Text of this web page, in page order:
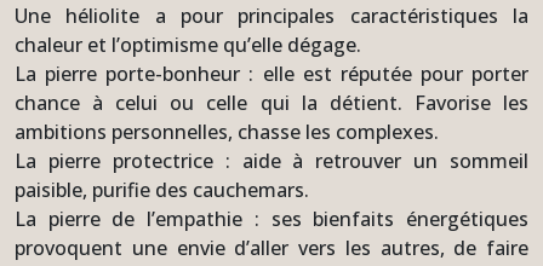
Une héliolite a pour principales caractéristiques la
chaleur et l’optimisme qu’elle dégage.
La pierre porte-bonheur : elle est réputée pour porter
chance à celui ou celle qui la détient. Favorise les
ambitions personnelles, chasse les complexes.
La pierre protectrice : aide à retrouver un sommeil
paisible, purifie des cauchemars.
La pierre de l’empathie : ses bienfaits énergétiques
provoquent une envie d’aller vers les autres, de faire